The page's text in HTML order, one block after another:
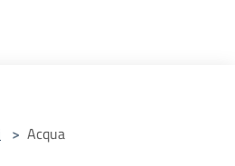
> Acqua